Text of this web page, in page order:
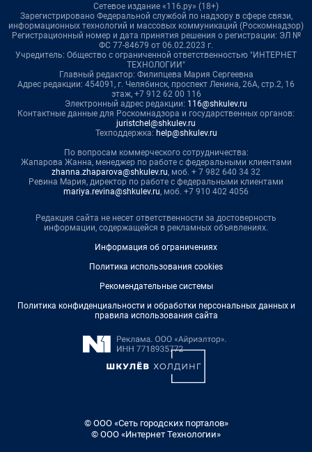
Сетевое издание «116.ру» (18+)
Зарегистрировано Федеральной службой по надзору в сфере связи,
информационных технологий и массовых коммуникаций (Роскомнадзор)
Регистрационный номер и дата принятия решения о регистрации: ЭЛ №
ФС 77-84679 от 06.02.2023 г.
Учредитель: Общество с ограниченной ответственностью "ИНТЕРНЕТ
ТЕХНОЛОГИИ"
Главный редактор: Филипцева Мария Сергеевна
Адрес редакции: 454091, г. Челябинск, проспект Ленина, 26А, стр.2, 16
этаж, +7 912 62 00 116
Электронный адрес редакции: 116@shkulev.ru
Контактные данные для Роскомнадзора и государственных органов:
juristchel@shkulev.ru
Техподдержка: help@shkulev.ru
По вопросам коммерческого сотрудничества:
Жапарова Жанна, менеджер по работе с федеральными клиентами
zhanna.zhaparova@shkulev.ru, моб. + 7 982 640 34 32
Ревина Мария, директор по работе с федеральными клиентами
mariya.revina@shkulev.ru, моб. +7 910 402 4056
Редакция сайта не несет ответственности за достоверность
информации, содержащейся в рекламных объявлениях.
Информация об ограничениях
Политика использования cookies
Рекомендательные системы
Политика конфиденциальности и обработки персональных данных и
правила использования сайта
© ООО «Сеть городских порталов»
© ООО «Интернет Технологии»